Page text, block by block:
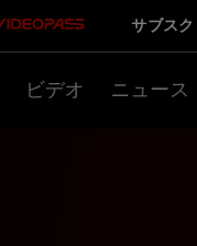
サブス
ビデオ ニュース